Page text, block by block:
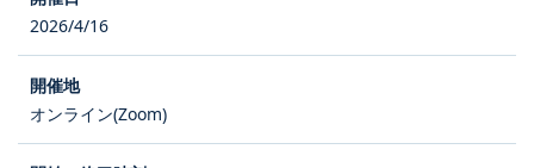
2026/4/16
オンライン(Zoom)